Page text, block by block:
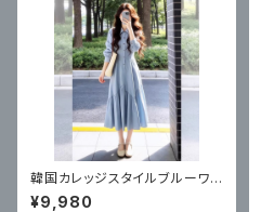
韓国カレッジスタイルブルーワン
ピース
¥9,980